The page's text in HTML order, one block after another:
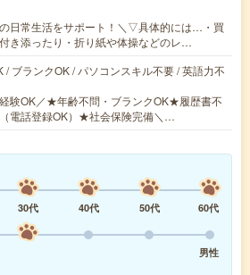
日常生活をサポート！＼▽具体的には…・買
き添ったり・折り紙や体操などのレ…
/ ブランクOK / パソコンスキル不要 / 英語力不
験OK／★年齢不問・ブランクOK★履歴書不
電話登録OK）★社会保険完備＼…
30代 40代 50代
60代
男性